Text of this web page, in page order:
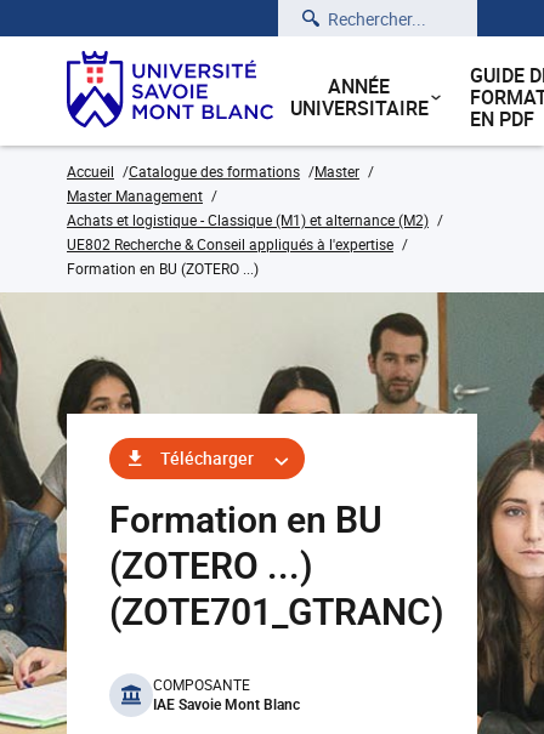
Rechercher
ANNÉE
UNIVERSITAIRE
GUIDE
EN PDF
Accueil Catalogue des formations
Master
Master Management
Achats et logistique - Classique (M1) et alternance (M2)
UE802 Recherche & Conseil appliqués à l'expertise
Formation en BU (ZOTERO ...)
Télécharger
Formation en BU
(ZOTERO ...)
(ZOTE701_GTRANC)
benefits
COMPOSANTE
IAE Savoie Mont Blanc